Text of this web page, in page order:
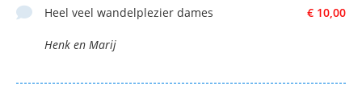
€ 10,00
Heel veel wandelplezier dames
Henk en Marij